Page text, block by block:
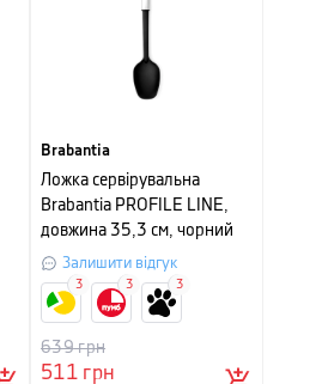
Brabantia
Ложка сервірувальна
Brabantia PROFILE LINE,
довжина 35,3 см, чорний
Залишити відгук
511грн
639грн
3 3 3